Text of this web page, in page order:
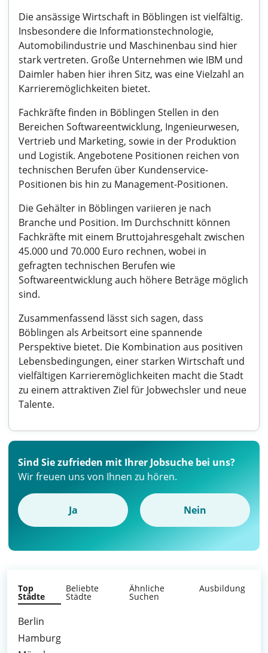
Die ansässige Wirtschaft in Böblingen ist vielfältig.
Insbesondere die Informationstechnologie,
Automobilindustrie und Maschinenbau sind hier
stark vertreten. Große Unternehmen wie IBM und
Daimler haben hier ihren Sitz, was eine Vielzahl an
Karrieremöglichkeiten bietet.
Fachkräfte finden in Böblingen Stellen in den
Bereichen Softwareentwicklung, Ingenieurwesen,
Vertrieb und Marketing, sowie in der Produktion
und Logistik. Angebotene Positionen reichen von
technischen Berufen über Kundenservice-
Positionen bis hin zu Management-Positionen.
Die Gehälter in Böblingen variieren je nach
Branche und Position. Im Durchschnitt können
Fachkräfte mit einem Bruttojahresgehalt zwischen
45.000 und 70.000 Euro rechnen, wobei in
gefragten technischen Berufen wie
Softwareentwicklung auch höhere Beträge möglich
sind.
Zusammenfassend lässt sich sagen, dass
Böblingen als Arbeitsort eine spannende
Perspektive bietet. Die Kombination aus positiven
Lebensbedingungen, einer starken Wirtschaft und
vielfältigen Karrieremöglichkeiten macht die Stadt
zu einem attraktiven Ziel für Jobwechsler und neue
Talente.
Sind Sie zufrieden mit Ihrer Jobsuche bei uns?
Wir freuen uns von Ihnen zu hören.
Ja Nein
Top
Städte
Beliebte
Städte
Ähnliche
Suchen
Ausbildung
Berlin
Hamburg